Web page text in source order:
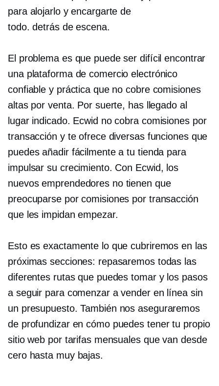
para alojarlo y encargarte de
todo.detrás de escena.
El problema es que puede ser difícil encontrar
una plataforma de comercio electrónico
confiable y práctica que no cobre comisiones
altas por venta. Por suerte, has llegado al
lugar indicado. Ecwid no cobra comisiones por
transacción y te ofrece diversas funciones que
puedes añadir fácilmente a tu tienda para
impulsar su crecimiento. Con Ecwid, los
nuevos emprendedores no tienen que
preocuparse por comisiones por transacción
que les impidan empezar.
Esto es exactamente lo que cubriremos en las
próximas secciones: repasaremos todas las
diferentes rutas que puedes tomar y los pasos
a seguir para comenzar a vender en línea sin
un presupuesto. También nos aseguraremos
de profundizar en cómo puedes tener tu propio
sitio web por tarifas mensuales que van desde
cero hasta muy bajas.